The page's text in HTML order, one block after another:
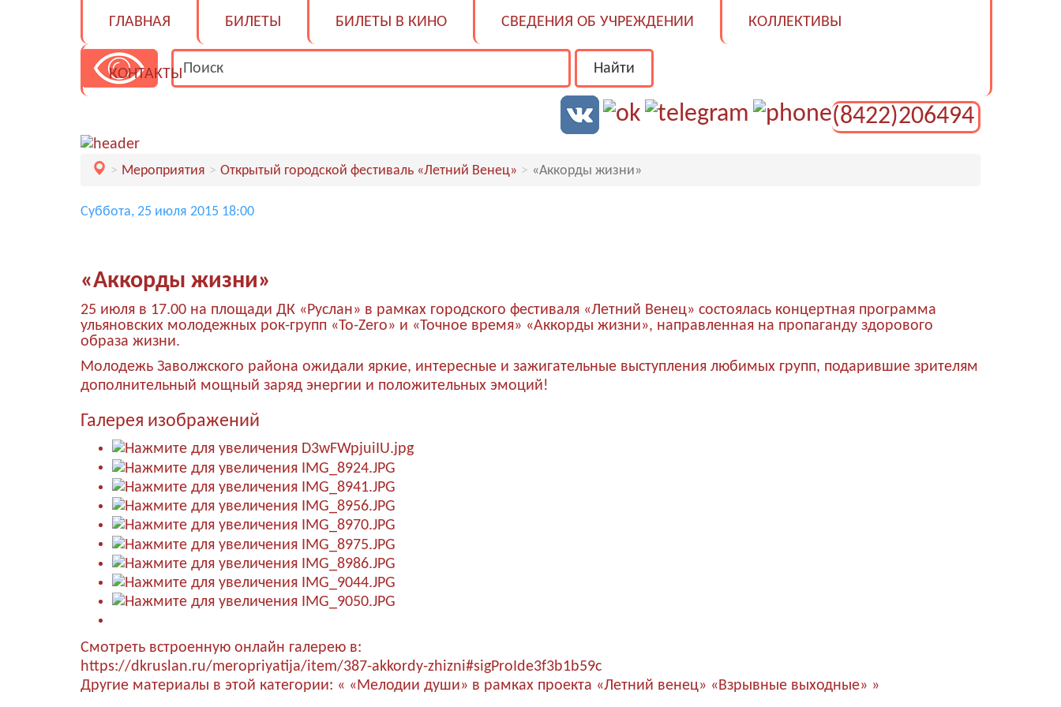
ГЛАВНАЯ БИЛЕТЫ БИЛЕТЫ В КИНО СВЕДЕНИЯ ОБ УЧРЕЖДЕНИИ КОЛЛЕКТИВЫ
КОНТАКТЫ
(8422)206494
Мероприятия Открытый городской фестиваль «Летний Венец» «Аккорды жизни»
Суббота, 25 июля 2015 18:00
«Аккорды жизни»
25 июля в 17.00 на площади ДК «Руслан» в рамках городского фестиваля «Летний Венец» состоялась концертная программа
ульяновских молодежных рок-групп «To-Zero» и «Точное время» «Аккорды жизни», направленная на пропаганду здорового
образа жизни.
Молодежь Заволжского района ожидали яркие, интересные и зажигательные выступления любимых групп, подарившие зрителям
дополнительный мощный заряд энергии и положительных эмоций!
Галерея изображений
Смотреть встроенную онлайн галерею в:
https://dkruslan.ru/meropriyatija/item/387-akkordy-zhizni#sigProIde3f3b1b59c
Другие материалы в этой категории: « «Мелодии души» в рамках проекта «Летний венец» «Взрывные выходные» »